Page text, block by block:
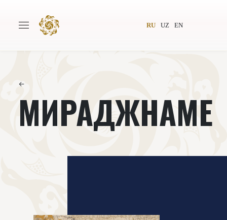
RU UZ EN
Авторы Всемирное общество
←
МИРАДЖНАМЕ